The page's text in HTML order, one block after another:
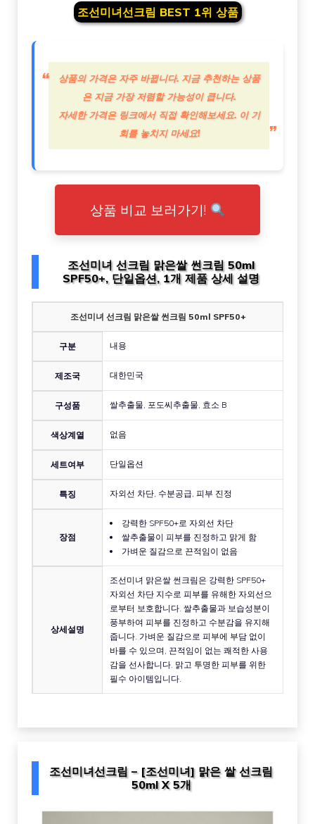
조선미녀선크림 BEST 1위 상품
상품의 가격은 자주 바뀝니다. 지금 추천하는 상품
은 지금 가장 저렴할 가능성이 큽니다.
자세한 가격은 링크에서 직접 확인해보세요. 이 기
회를 놓치지 마세요!
상품 비교 보러가기!
조선미녀 선크림 맑은쌀 썬크림 50ml
SPF50+, 단일옵션, 1개 제품 상세 설명
조선미녀 선크림 맑은쌀 썬크림 50ml SPF50+
구분 내용
제조국 대한민국
구성품 쌀추출물, 포도씨추출물, 효소 B
색상계열 없음
세트여부 단일옵션
특징 자외선 차단, 수분공급, 피부 진정
장점
강력한 SPF50+로 자외선 차단
쌀추출물이 피부를 진정하고 맑게 함
가벼운 질감으로 끈적임이 없음
상세설명
조선미녀 맑은쌀 썬크림은 강력한 SPF50+
자외선 차단 지수로 피부를 유해한 자외선으
로부터 보호합니다. 쌀추출물과 보습성분이
풍부하여 피부를 진정하고 수분감을 유지해
줍니다. 가벼운 질감으로 피부에 부담 없이
바를 수 있으며, 끈적임이 없는 쾌적한 사용
감을 선사합니다. 맑고 투명한 피부를 위한
필수 아이템입니다.
조선미녀선크림 – [조선미녀] 맑은 쌀 선크림
50ml X 5개